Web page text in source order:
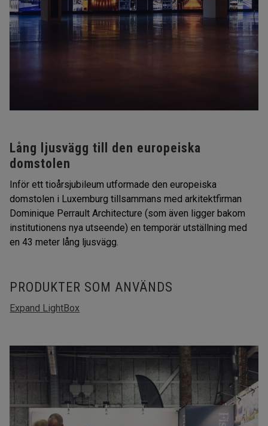
Lång ljusvägg till den europeiska
domstolen
Inför ett tioårsjubileum utformade den europeiska
domstolen i Luxemburg tillsammans med arkitektfirman
Dominique Perrault Architecture (som även ligger bakom
institutionens nya utseende) en temporär utställning med
en 43 meter lång ljusvägg.
PRODUKTER SOM ANVÄNDS
Expand LightBox